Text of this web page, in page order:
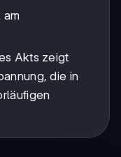
am
Akts zeigt
die in